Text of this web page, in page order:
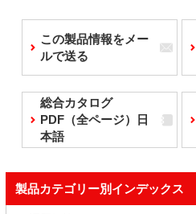
この製品情報をメー
ルで送る
総合カタログ
PDF（全ページ）日
本語
製品カテゴリー別インデックス